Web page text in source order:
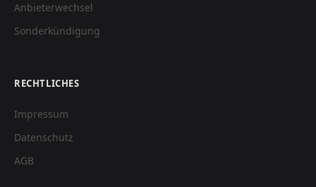
Anbieterwechsel
Sonderkündigung
RECHTLICHES
Impressum
Datenschutz
AGB